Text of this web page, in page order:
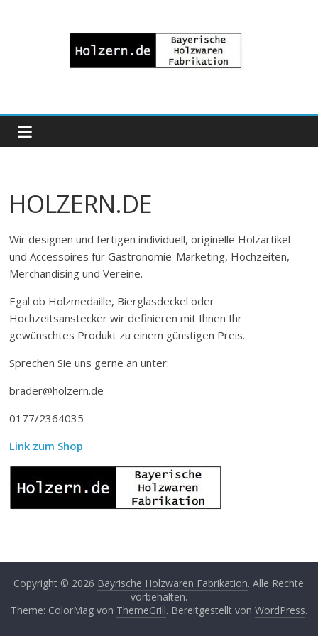
Bayrische
Holzwaren
Fabrikation
HOLZERN.DE
Wir designen und fertigen individuell, originelle Holzartikel
und Accessoires für Gastronomie-Marketing, Hochzeiten,
Merchandising und Vereine.
Egal ob Holzmedaille, Bierglasdeckel oder
Hochzeitsanstecker wir definieren mit Ihnen Ihr
gewünschtes Produkt zu einem günstigen Preis.
Sprechen Sie uns gerne an unter:
brader@holzern.de
0177/2364035
Link zum Shop
Copyright © 2026 Bayrische Holzwaren Fabrikation. Alle Rechte
vorbehalten.
Theme: ColorMag von ThemeGrill. Bereitgestellt von WordPress.